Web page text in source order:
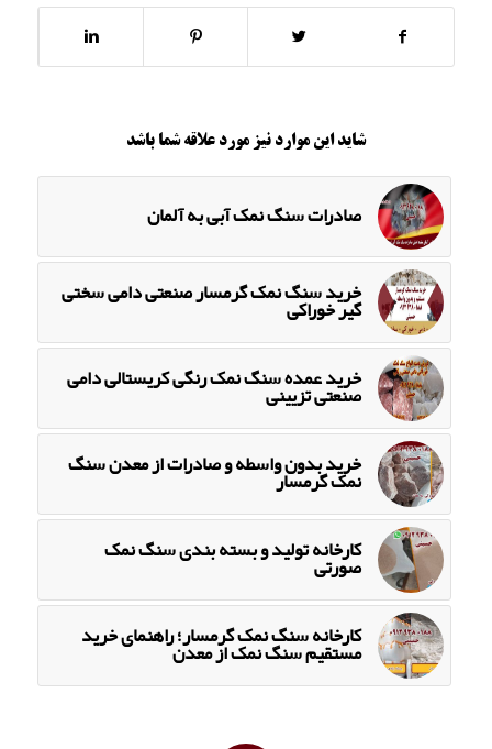
شاید این موارد نیز مورد علاقه شما باشد
صادرات سنگ نمک آبی به آلمان
خرید سنگ نمک گرمسار صنعتی دامی سختی
گیر خوراکی
خرید عمده سنگ نمک رنگی کریستالی دامی
صنعتی تزیینی
خرید بدون واسطه و صادرات از معدن سنگ
نمک گرمسار
کارخانه تولید و بسته بندی سنگ نمک
صورتی
کارخانه سنگ نمک گرمسار؛ راهنمای خرید
مستقیم سنگ نمک از معدن